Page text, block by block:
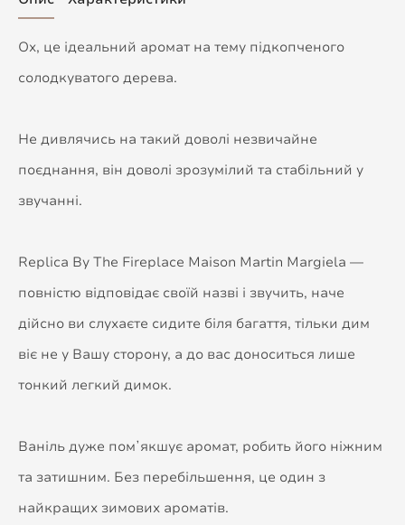
Ох, це ідеальний аромат на тему підкопченого
солодкуватого дерева.
Не дивлячись на такий доволі незвичайне
поєднання, він доволі зрозумілий та стабільний у
звучанні.
Replica By The Fireplace Maison Martin Margiela —
повністю відповідає своїй назві і звучить, наче
дійсно ви слухаєте сидите біля багаття, тільки дим
віє не у Вашу сторону, а до вас доноситься лише
тонкий легкий димок.
Ваніль дуже помʼякшує аромат, робить його ніжним
та затишним. Без перебільшення, це один з
найкращих зимових ароматів.